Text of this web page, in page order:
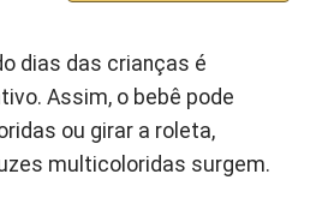
dias das crianças é
Assim, o bebê pode
ou girar a roleta,
multicoloridas surgem.